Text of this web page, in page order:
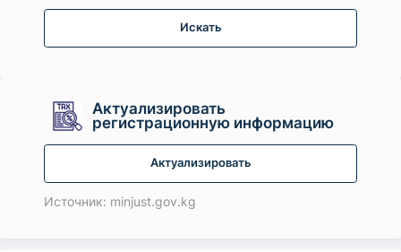
Искать
Актуализировать
регистрационную информацию
Актуализировать
Источник: minjust.gov.kg